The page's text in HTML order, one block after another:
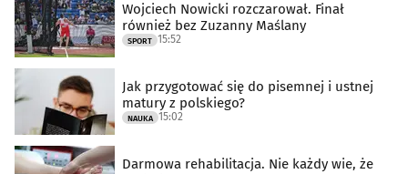
Wojciech Nowicki rozczarował. Finał
również bez Zuzanny Maślany
SPORT 15:52
Jak przygotować się do pisemnej i ustnej
matury z polskiego?
NAUKA 15:02
Darmowa rehabilitacja. Nie każdy wie, że